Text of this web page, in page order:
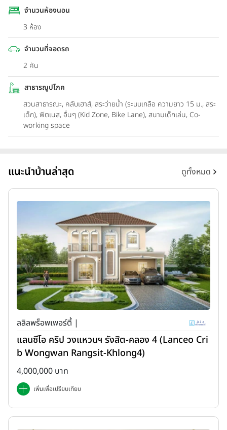
จำนวนห้องนอน
3 ห้อง
จำนวนที่จอดรถ
2 คัน
สาธารณูปโภค
สวนสาธารณะ, คลับเฮาส์, สระว่ายน้ำ (ระบบเกลือ ความยาว 15 ม., สระ
เด็ก), ฟิตเนส, อื่นๆ (Kid Zone, Bike Lane), สนามเด็กเล่น, Co-
working space
แนะนำบ้านล่าสุด ดูทั้งหมด
ลลิลพร็อพเพอร์ตี้ |
แลนซีโอ คริป วงแหวนฯ รังสิต-คลอง 4 (Lanceo Cri
b Wongwan Rangsit-Khlong4)
4,000,000 บาท
เพิ่มเพื่อเปรียบเทียบ